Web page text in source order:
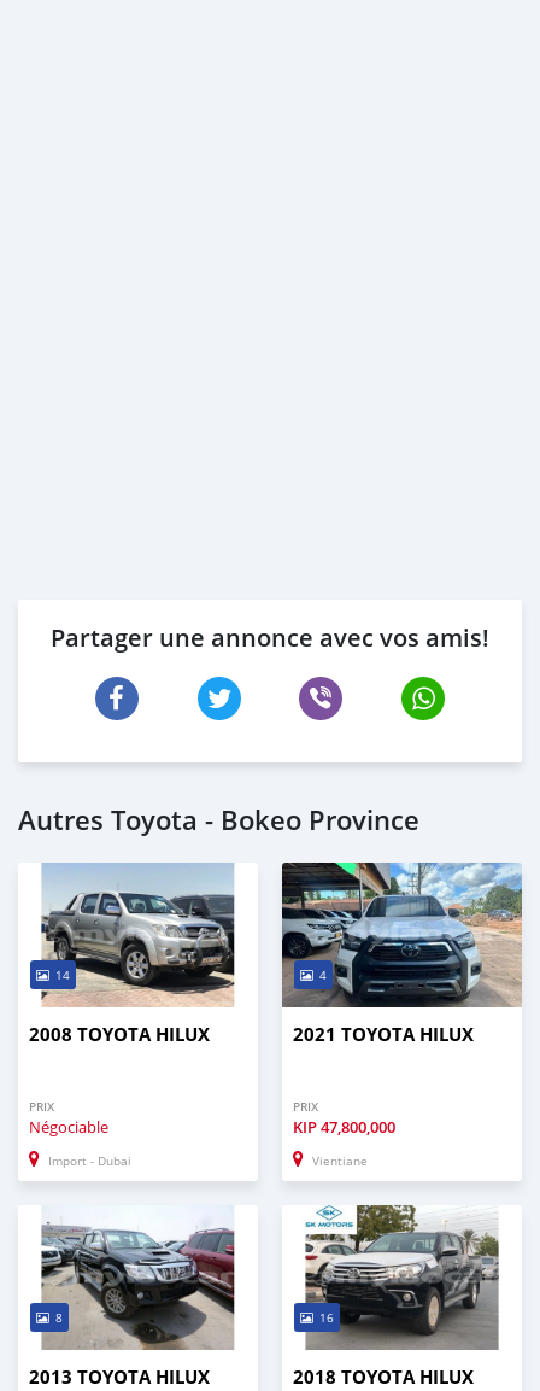
Partager une annonce avec vos amis!
Autres Toyota - Bokeo Province
14
2008 TOYOTA HILUX
PRIX
Négociable
Import - Dubai
4
2021 TOYOTA HILUX
PRIX
KIP47,800,000
Vientiane
8
2013 TOYOTA HILUX
16
2018 TOYOTA HILUX